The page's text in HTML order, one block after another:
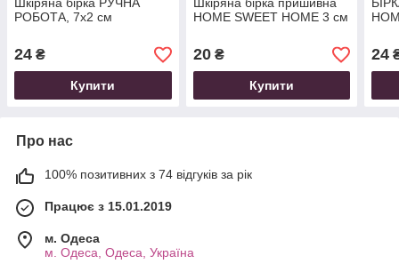
Шкіряна бірка РУЧНА
РОБОТА, 7х2 см
24 ₴
Купити
Шкіряна бірка пришивна
HOME SWEET HOME 3 см
20₴
Купити
24
Про нас
100% позитивних з 74 відгуків за рік
Працює з 15.01.2019
м. Одеса
м. Одеса, Одеса, Україна